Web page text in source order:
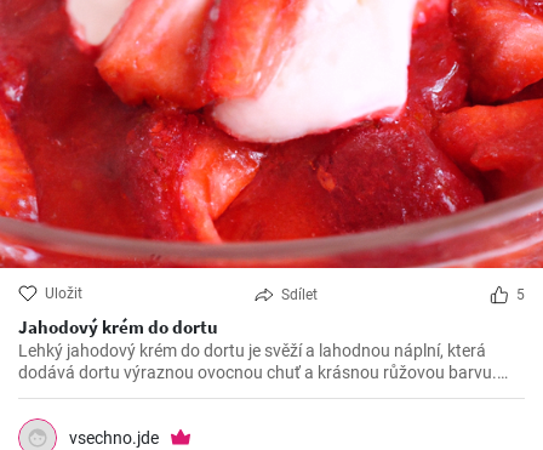
Uložit Sdílet 5
Jahodový krém do dortu
Lehký jahodový krém do dortu je svěží a lahodnou náplní, která
dodává dortu výraznou ovocnou chuť a krásnou růžovou barvu.
Tento krém je ideální pro jarní a letní dorty a skvěle se hodí k různým
druhům dortů, jako je například jahodový dort, vanilkový dort nebo
čokoládový dort.
vsechno.jde